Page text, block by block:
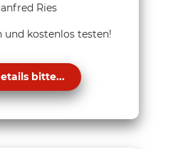
Ries
kostenlos testen!
bitte...